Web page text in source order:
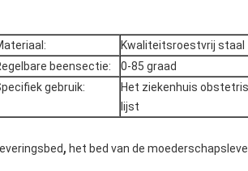
Kwaliteitsroestvrij staal
beensectie:
0-85 graad
gebruik:
Het ziekenhuis
lijst
, het bed van de